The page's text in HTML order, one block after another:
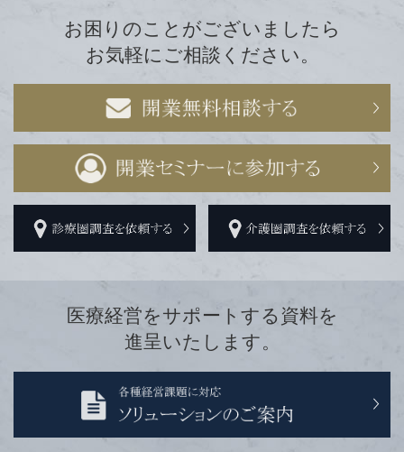
お困りのことがございましたら
お気軽にご相談ください。
医療経営をサポートする資料を
進呈いたします。